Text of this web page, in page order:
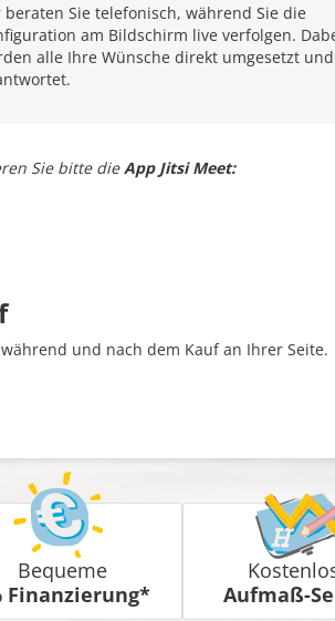
beraten Sie telefonisch, während Sie die
am Bildschirm live verfolgen.
alle Ihre Wünsche direkt umgesetzt und
Sie bitte dieApp Jitsi Meet:
und nach dem Kauf an Ihrer Seite.
Bequeme
Finanzierung*
Aufmaß-